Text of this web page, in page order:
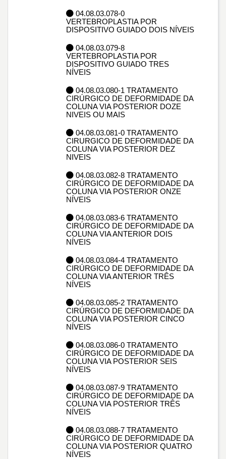
04.08.03.078-0
VERTEBROPLASTIA POR
DISPOSITIVO GUIADO DOIS NÍVEIS
04.08.03.079-8
VERTEBROPLASTIA POR
DISPOSITIVO GUIADO TRES
NÍVEIS
04.08.03.080-1 TRATAMENTO
CIRÚRGICO DE DEFORMIDADE DA
COLUNA VIA POSTERIOR DOZE
NIVEIS OU MAIS
04.08.03.081-0 TRATAMENTO
CIRURGICO DE DEFORMIDADE DA
COLUNA VIA POSTERIOR DEZ
NIVEIS
04.08.03.082-8 TRATAMENTO
CIRÚRGICO DE DEFORMIDADE DA
COLUNA VIA POSTERIOR ONZE
NÍVEIS
04.08.03.083-6 TRATAMENTO
CIRÚRGICO DE DEFORMIDADE DA
COLUNA VIA ANTERIOR DOIS
NÍVEIS
04.08.03.084-4 TRATAMENTO
CIRÚRGICO DE DEFORMIDADE DA
COLUNA VIA ANTERIOR TRÊS
NÍVEIS
04.08.03.085-2 TRATAMENTO
CIRÚRGICO DE DEFORMIDADE DA
COLUNA VIA POSTERIOR CINCO
NÍVEIS
04.08.03.086-0 TRATAMENTO
CIRÚRGICO DE DEFORMIDADE DA
COLUNA VIA POSTERIOR SEIS
NÍVEIS
04.08.03.087-9 TRATAMENTO
CIRÚRGICO DE DEFORMIDADE DA
COLUNA VIA POSTERIOR TRÊS
NÍVEIS
04.08.03.088-7 TRATAMENTO
CIRÚRGICO DE DEFORMIDADE DA
COLUNA VIA POSTERIOR QUATRO
NÍVEIS